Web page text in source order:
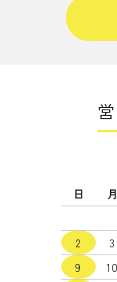
カテゴリー
日 月
2
3
9
10